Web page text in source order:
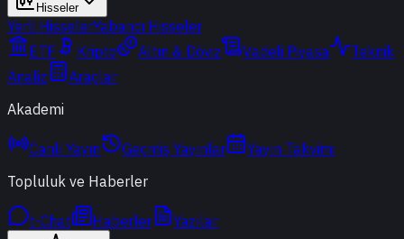
Hisseler
Yerli HisselerYabancı Hisseler
ETF
Kripto Altın & Döviz Vadeli Piyasa
Teknik
Analiz
Araçlar
Akademi
Canlı Yayın Geçmiş Yayınlar
Yayın Takvimi
Topluluk ve Haberler
t-Chat Haberler Yazılar